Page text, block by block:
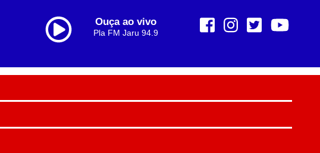
Ouça ao vivo
Pla FM Jaru 94.9